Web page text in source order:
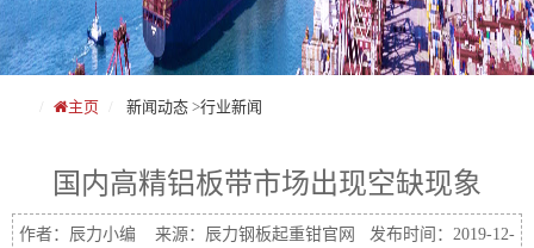
主页 新闻动态 >行业新闻
国内高精铝板带市场出现空缺现象
作者：辰力小编 来源：辰力钢板起重钳官网 发布时间：2019-12-